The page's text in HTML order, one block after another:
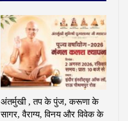
अंतर्मुखी , तप के पुंज, करूणा के
सागर, वैराग्य, विनय और विवेक के